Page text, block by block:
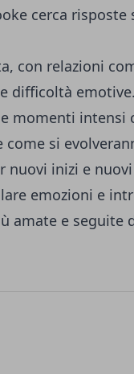
cerca risposte
con relazioni
difficoltà
momenti intensi
si
nuovi inizi e
emozioni e
amate e seguite